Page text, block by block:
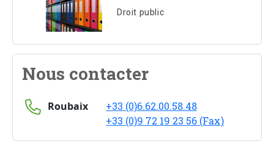
Droit public
Nous contacter
Roubaix
+33 (0)6.62.00.58.48
+33 (0)9 72 19 23 56 (Fax)